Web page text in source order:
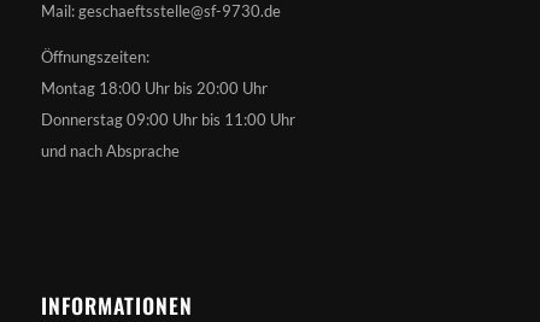
Mail: geschaeftsstelle@sf-9730.de
Öffnungszeiten:
Montag 18:00 Uhr bis 20:00 Uhr
Donnerstag 09:00 Uhr bis 11:00 Uhr
und nach Absprache
INFORMATIONEN